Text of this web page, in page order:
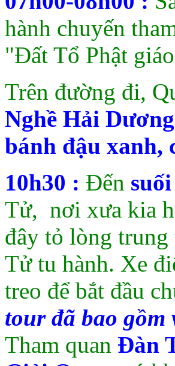
hành chuyến
"Đất Tổ Phật
Trên đường đi,
Nghề Hải Dương
bánh đậu xanh,
10h30 : Đến
Tử, nơi xưa kia
đây tỏ lòng
Tử tu hành. Xe
treo để bắt đầu
tour đã bao gồm
Tham quan Đàn